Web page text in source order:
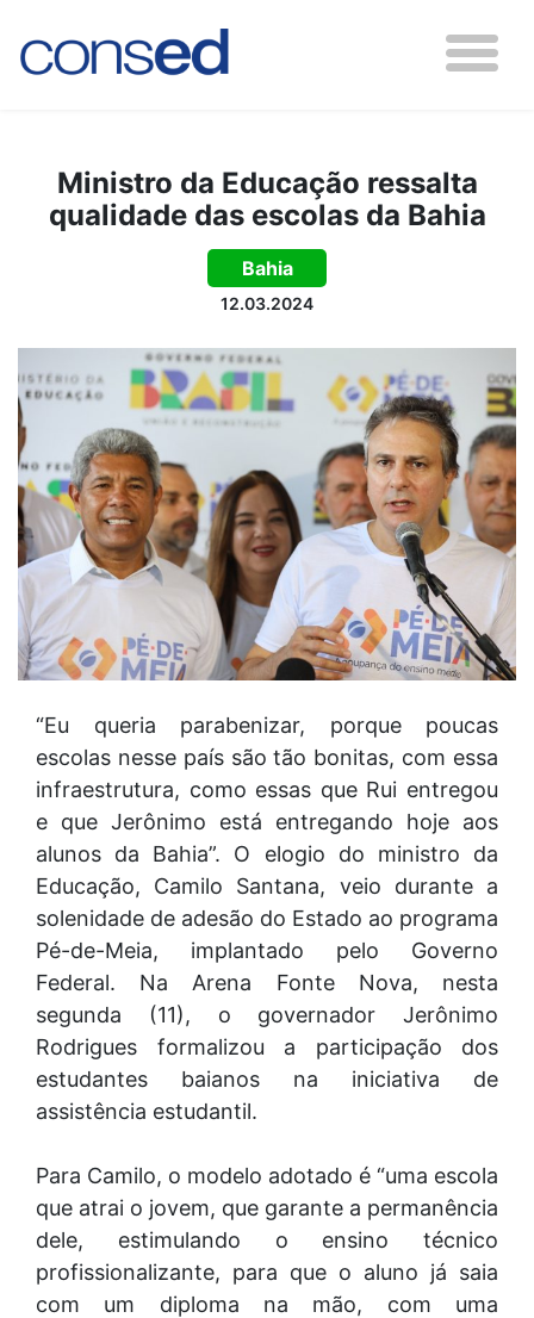
Ministro da Educação ressalta
qualidade das escolas da Bahia
Bahia
12.03.2024
“Eu queria parabenizar, porque poucas
escolas nesse país são tão bonitas, com essa
infraestrutura, como essas que Rui entregou
e que Jerônimo está entregando hoje aos
alunos da Bahia”. O elogio do ministro da
Educação, Camilo Santana, veio durante a
solenidade de adesão do Estado ao programa
Pé-de-Meia, implantado pelo Governo
Federal. Na Arena Fonte Nova, nesta
segunda (11), o governador Jerônimo
Rodrigues formalizou a participação dos
estudantes baianos na iniciativa de
assistência estudantil.
Para Camilo, o modelo adotado é “uma escola
que atrai o jovem, que garante a permanência
dele, estimulando o ensino técnico
profissionalizante, para que o aluno já saia
com um diploma na mão, com uma